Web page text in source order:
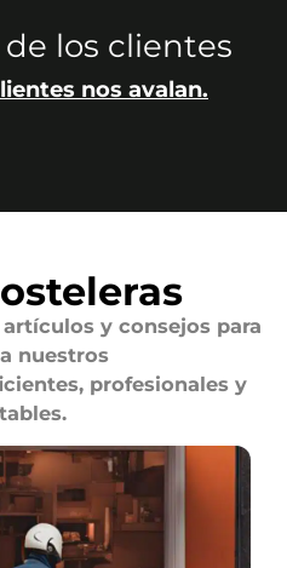
los clientes
nos avalan.
y consejos para
nuestros
profesionales y